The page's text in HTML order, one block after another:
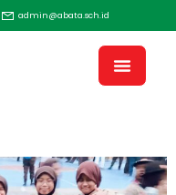
admin@abata.sch.id